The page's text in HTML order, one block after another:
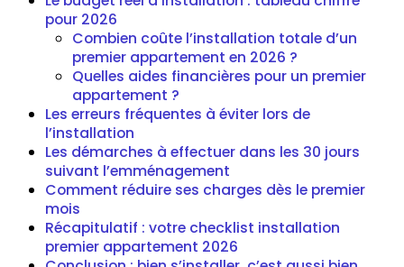
pour 2026
Combien coûte l’installation totale d’un
premier appartement en 2026 ?
Quelles aides financières pour un premier
appartement ?
Les erreurs fréquentes à éviter lors de
l’installation
Les démarches à effectuer dans les 30 jours
suivant l’emménagement
Comment réduire ses charges dès le premier
mois
Récapitulatif : votre checklist installation
premier appartement 2026